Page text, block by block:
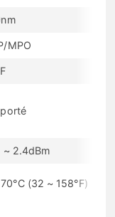
MPO
~ 2.4dBm
(32 ~ 158°F)